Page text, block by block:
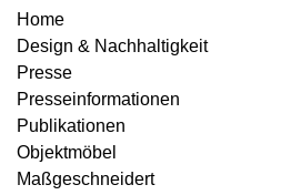
Home
Design & Nachhaltigkeit
Presse
Presseinformationen
Publikationen
Objektmöbel
Maßgeschneidert